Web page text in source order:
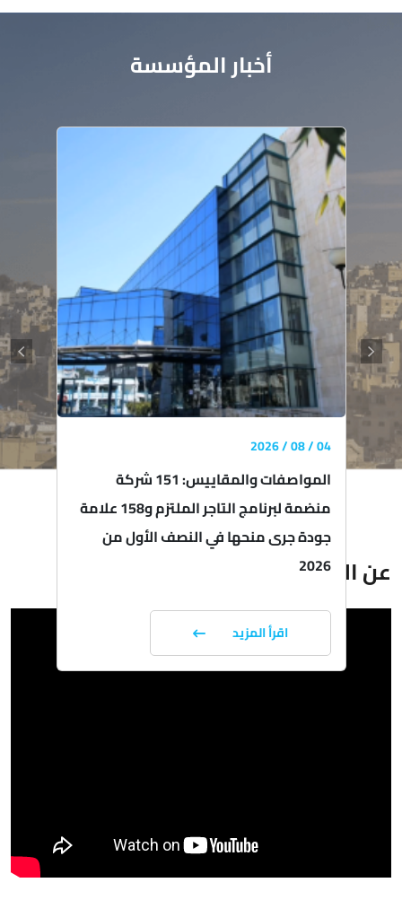
أخبار المؤسسة
04 / 08 / 2026
المواصفات والمقاييس: 151 شركة
منضمة لبرنامج التاجر الملتزم و158 علامة
جودة جرى منحها في النصف الأول من
2026
اقرأ المزيد
عن المؤسسة